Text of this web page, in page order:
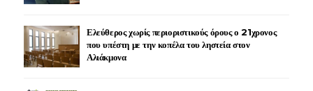
Ελεύθερος χωρίς περιοριστικούς όρους ο 21χρονος
που υπέστη με την κοπέλα του ληστεία στον
Αλιάκμονα